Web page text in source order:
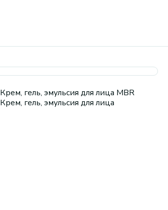
Крем, гель, эмульсия для лица MBR
Крем, гель, эмульсия для лица